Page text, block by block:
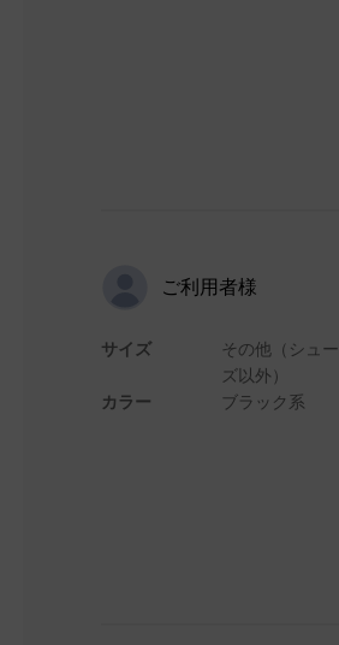
ご利用者様
サイズ
カラー
その他（シュー
ズ以外）
ブラック系